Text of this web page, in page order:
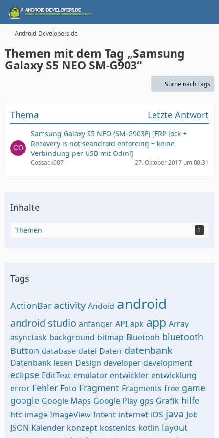
Android-Developers.de
Themen mit dem Tag „Samsung
Galaxy S5 NEO SM-G903“
Suche nach Tags
Thema Letzte Antwort
Samsung Galaxy S5 NEO (SM-G903F) [FRP lock +
Recovery is not seandroid enforcing + keine
Verbindung per USB mit Odin!]
Cossack007 27. Oktober 2017 um 00:31
Inhalte
Themen 1
Tags
ActionBar activity Andoid android
android studio anfänger API apk app Array
asynctask background bitmap Bluetooh bluetooth
Button database datei Daten datenbank
Datenbank lesen Design developer development
eclipse EditText emulator entwickler entwicklung
error Fehler Foto Fragment Fragments free game
google Google Maps Google Play gps Grafik hilfe
htc image ImageView Intent internet iOS java Job
JSON Kalender konzept kostenlos kotlin layout